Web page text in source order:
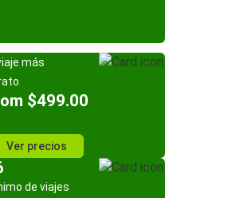
más
$499.00
Ver precios
de viajes